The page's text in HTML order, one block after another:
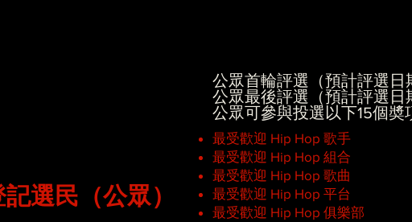
公眾首輪評選（預計評選日
公眾最後評選（預計評選日
公眾可參與投選以下15個奬
選民（公眾）
最受歡迎 Hip Hop 歌手
最受歡迎 Hip Hop 組合
最受歡迎 Hip Hop 歌曲
最受歡迎 Hip Hop 平台
最受歡迎 Hip Hop 俱樂部